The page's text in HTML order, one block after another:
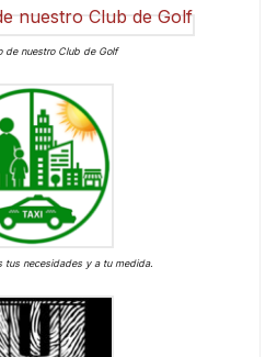
de nuestro Club de Golf
tus necesidades y a tu medida.